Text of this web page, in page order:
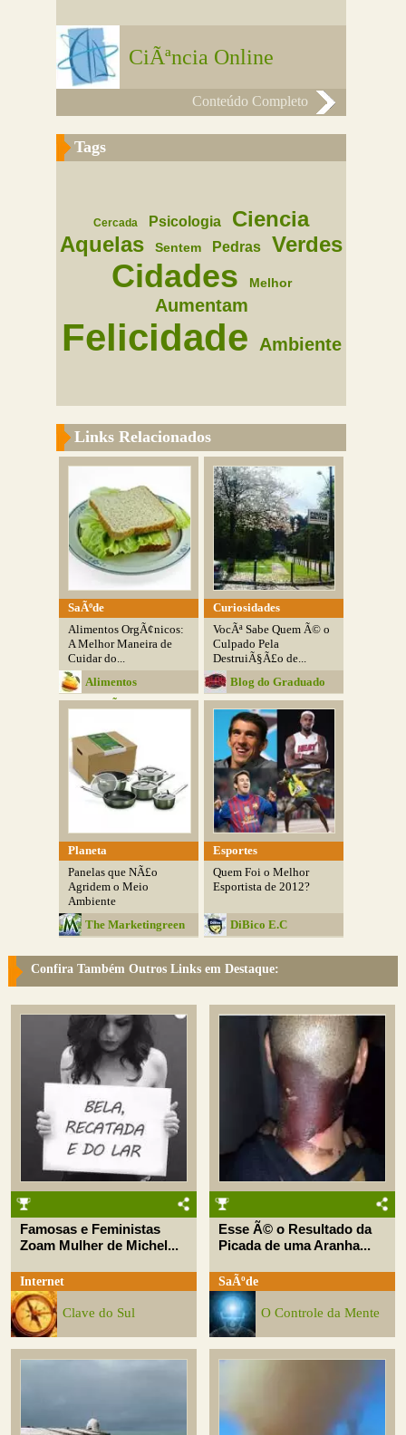
CiÃªncia Online
Conteúdo Completo
Tags
Cercada Psicologia
Ciencia
Aquelas
Sentem Pedras Verdes
Cidades Melhor
Aumentam
Felicidade Ambiente
Links Relacionados
SaÃºde
Alimentos OrgÃ¢nicos:
A Melhor Maneira de
Cuidar do...
Alimentos
SaudÃ¡veis
Curiosidades
VocÃª Sabe Quem Ã© o
Culpado Pela
DestruiÃ§Ã£o de...
Blog do Graduado
Planeta
Panelas que NÃ£o
Agridem o Meio
Ambiente
The Marketingreen
Esportes
Quem Foi o Melhor
Esportista de 2012?
DiBico E.C
Confira Também Outros Links em Destaque:
Famosas e Feministas
Zoam Mulher de Michel...
Internet
Clave do Sul
Esse Ã© o Resultado da
Picada de uma Aranha...
SaÃºde
O Controle da Mente